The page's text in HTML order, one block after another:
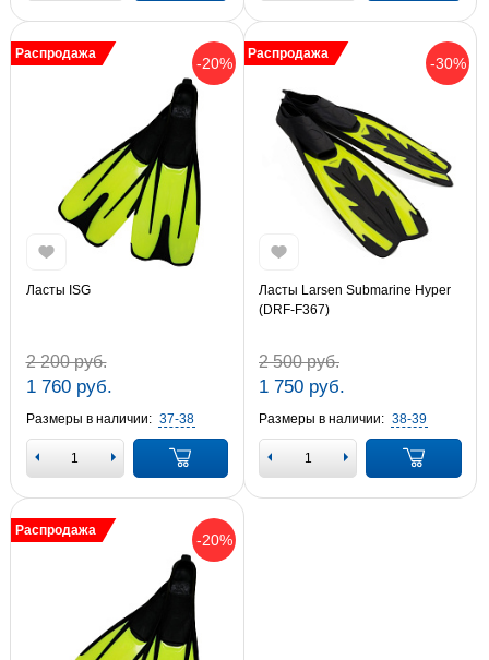
-20%
Распродажа
Ласты ISG
2 200 руб.
1 760 руб.
Размеры в наличии: 37-38
-30%
Распродажа
Ласты Larsen Submarine Hyper
(DRF-F367)
2 500 руб.
1 750 руб.
Размеры в наличии: 38-39
-20%
Распродажа